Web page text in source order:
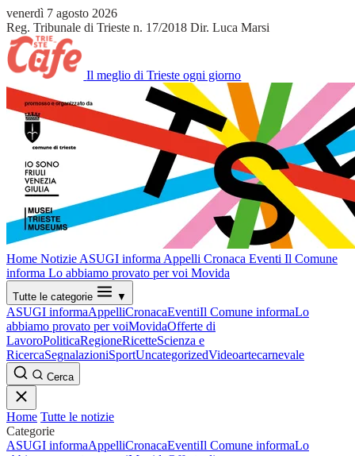
venerdì 7 agosto 2026
Reg. Tribunale di Trieste n. 17/2018 Dir. Luca Marsi
Il meglio di Trieste ogni giorno
Home Notizie ASUGI informa Appelli Cronaca Eventi Il Comune
informa Lo abbiamo provato per voi Movida
Tutte le categorie ▼
ASUGI informaAppelliCronacaEventiIl Comune informaLo
abbiamo provato per voiMovidaOfferte di
LavoroPoliticaRegioneRicetteScienza e
RicercaSegnalazioniSportUncategorizedVideoartecarnevale
Cerca
Home Tutte le notizie
Categorie
ASUGI informaAppelliCronacaEventiIl Comune informaLo